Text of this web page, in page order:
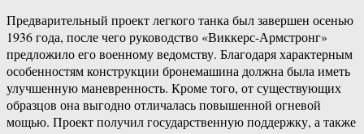
Предварительный проект легкого танка был завершен осенью
1936 года, после чего руководство «Виккерс-Армстронг»
предложило его военному ведомству. Благодаря характерным
особенностям конструкции бронемашина должна была иметь
улучшенную маневренность. Кроме того, от существующих
образцов она выгодно отличалась повышенной огневой
мощью. Проект получил государственную поддержку, а также